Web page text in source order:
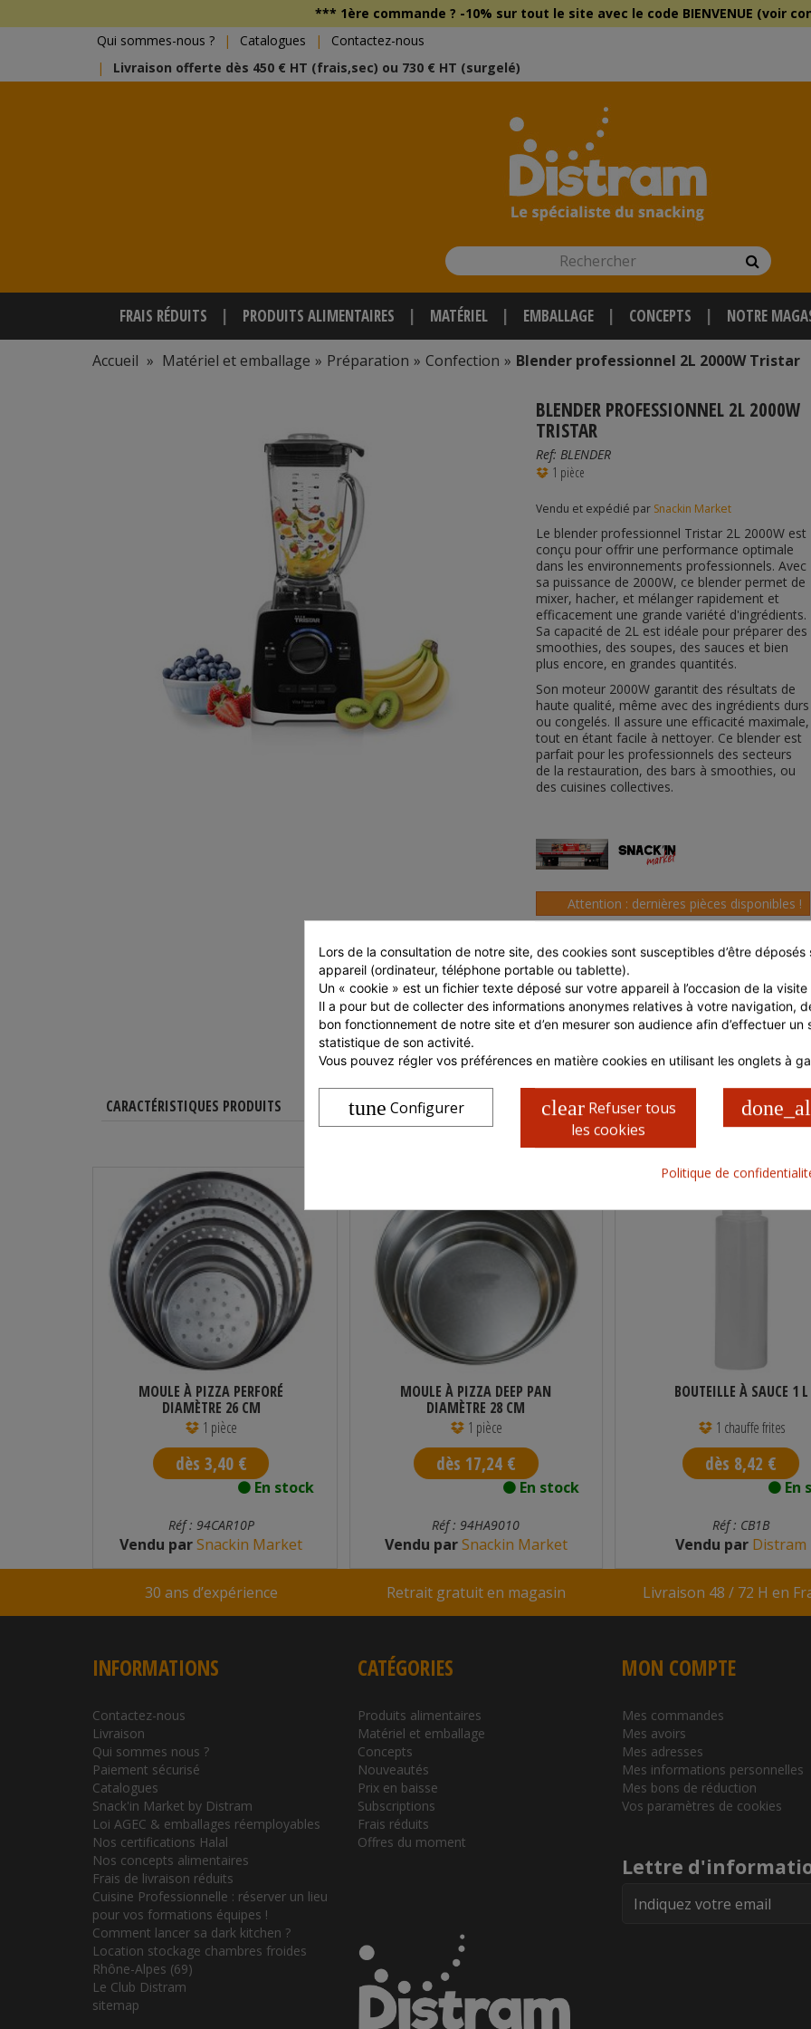
*** 1ère commande ? -10% sur tout le site avec le code BIENVENUE (voir
Qui sommes-nous ?
Catalogues
Contactez-nous
Livraison offerte dès 450 € HT (frais,sec) ou 730 € HT (surgelé)
Rechercher Rechercher
FRAIS RÉDUITS PRODUITS ALIMENTAIRES MATÉRIEL EMBALLAGE CONCEPTS NOTRE
Accueil » Matériel et emballage » Préparation » Confection » Blender professionnel 2L 2000W Tristar
BLENDER PROFESSIONNEL 2L 2000W
TRISTAR
Ref: BLENDER
1 pièce
Vendu et expédié par Snackin Market
Le blender professionnel Tristar 2L 2000W est
conçu pour offrir une performance optimale
dans les environnements professionnels. Avec
sa puissance de 2000W, ce blender permet de
mixer, hacher, et mélanger rapidement et
efficacement une grande variété d'ingrédients.
Sa capacité de 2L est idéale pour préparer des
smoothies, des soupes, des sauces et bien
plus encore, en grandes quantités.
Son moteur 2000W garantit des résultats de
haute qualité, même avec des ingrédients durs
ou congelés. Il assure une efficacité maximale,
tout en étant facile à nettoyer. Ce blender est
parfait pour les professionnels des secteurs
de la restauration, des bars à smoothies, ou
des cuisines collectives.
Attention : dernières pièces disponibles !
Ambiant
CARACTÉRISTIQUES PRODUITS CARACTÉRISTIQUES COLIS
MOULE À PIZZA PERFORÉ
DIAMÈTRE 26 CM
1 pièce
dès 3,40 €
En stock
Réf : 94CAR10P
Vendu parSnackin Market
MOULE À PIZZA DEEP PAN
DIAMÈTRE 28 CM
1 pièce
dès 17,24 €
En stock
Réf : 94HA9010
Vendu parSnackin Market
BOUTEILLE À SAUCE 1 L
1 chauffe frites
dès 8,42 €
En
Réf : CB1B
Vendu par Distram
30 ans d’expérience Retrait gratuit en magasin Livraison 48 / 72 H en
INFORMATIONS
Contactez-nous
Livraison
Qui sommes nous ?
Paiement sécurisé
Catalogues
Snack'in Market by Distram
Loi AGEC & emballages réemployables
Nos certifications Halal
Nos concepts alimentaires
Frais de livraison réduits
Cuisine Professionnelle : réserver un lieu
pour vos formations équipes !
Comment lancer sa dark kitchen ?
Location stockage chambres froides
Rhône-Alpes (69)
Le Club Distram
sitemap
CATÉGORIES
Produits alimentaires
Matériel et emballage
Concepts
Nouveautés
Prix en baisse
Subscriptions
Frais réduits
Offres du moment
MON COMPTE
Mes commandes
Mes avoirs
Mes adresses
Mes informations personnelles
Mes bons de réduction
Vos paramètres de cookies
Lettre
Lors de la consultation de notre site, des cookies sont susceptibles d’être déposés
appareil (ordinateur, téléphone portable ou tablette).
Un « cookie » est un fichier texte déposé sur votre appareil à l’occasion de la
Il a pour but de collecter des informations anonymes relatives à votre navigation,
bon fonctionnement de notre site et d’en mesurer son audience afin d’effectuer un
statistique de son activité.
Vous pouvez régler vos préférences en matière cookies en utilisant les onglets à
clear Refuser tous
les cookies
tune Configurer
Politique de